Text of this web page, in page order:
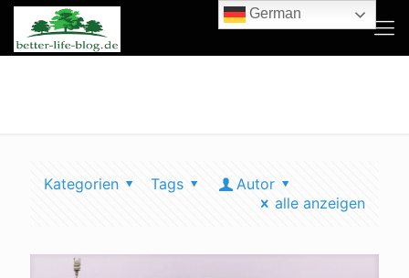
Kategorien Tags
Autor
alle anzeigen
German